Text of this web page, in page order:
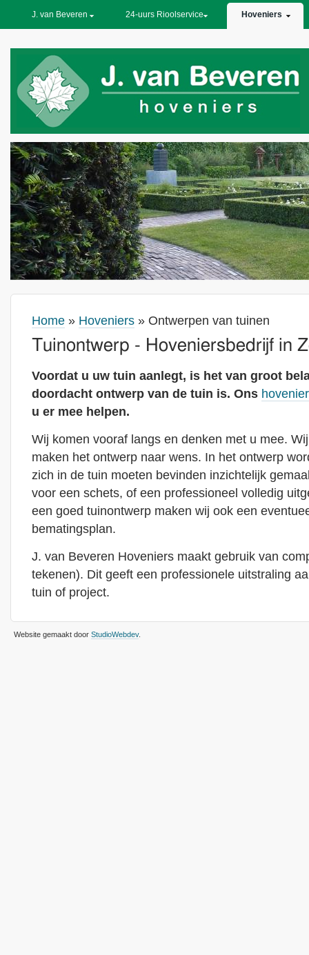
J. van Beveren 24-uurs Rioolservice Hoveniers
Home » Hoveniers » Ontwerpen van tuinen
Tuinontwerp - Hoveniersbedrijf in
Voordat u uw tuin aanlegt, is het van groot
doordacht ontwerp van de tuin is. Ons
u er mee helpen.
Wij komen vooraf langs en denken met u mee.
maken het ontwerp naar wens. In het ontwerp
zich in de tuin moeten bevinden inzichtelijk
voor een schets, of een professioneel volledig
een goed tuinontwerp maken wij ook een
bematingsplan.
J. van Beveren Hoveniers maakt gebruik van
tekenen). Dit geeft een professionele uitstraling
tuin of project.
Website gemaakt door StudioWebdev.